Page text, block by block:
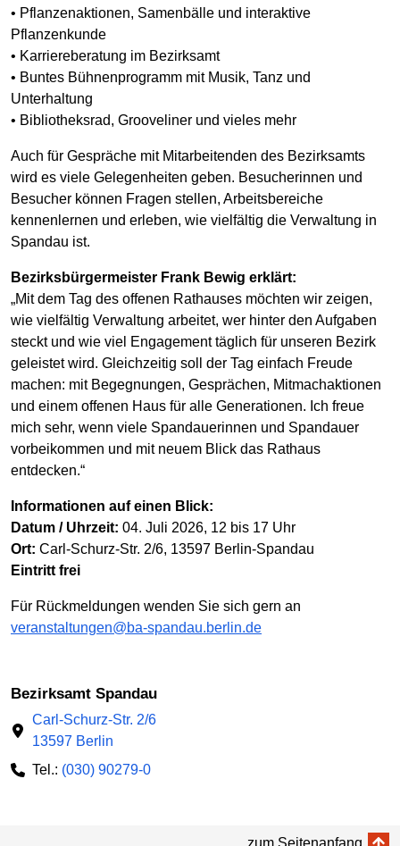
• Pflanzenaktionen, Samenbälle und interaktive
Pflanzenkunde
• Karriereberatung im Bezirksamt
• Buntes Bühnenprogramm mit Musik, Tanz und
Unterhaltung
• Bibliotheksrad, Grooveliner und vieles mehr
Auch für Gespräche mit Mitarbeitenden des Bezirksamts
wird es viele Gelegenheiten geben. Besucherinnen und
Besucher können Fragen stellen, Arbeitsbereiche
kennenlernen und erleben, wie vielfältig die Verwaltung in
Spandau ist.
Bezirksbürgermeister Frank Bewig erklärt:
„Mit dem Tag des offenen Rathauses möchten wir zeigen,
wie vielfältig Verwaltung arbeitet, wer hinter den Aufgaben
steckt und wie viel Engagement täglich für unseren Bezirk
geleistet wird. Gleichzeitig soll der Tag einfach Freude
machen: mit Begegnungen, Gesprächen, Mitmachaktionen
und einem offenen Haus für alle Generationen. Ich freue
mich sehr, wenn viele Spandauerinnen und Spandauer
vorbeikommen und mit neuem Blick das Rathaus
entdecken.“
Informationen auf einen Blick:
Datum / Uhrzeit: 04. Juli 2026, 12 bis 17 Uhr
Ort: Carl-Schurz-Str. 2/6, 13597 Berlin-Spandau
Eintritt frei
Für Rückmeldungen wenden Sie sich gern an
veranstaltungen@ba-spandau.berlin.de
Bezirksamt Spandau
Carl-Schurz-Str. 2/6
13597 Berlin
Tel.: (030) 90279-0